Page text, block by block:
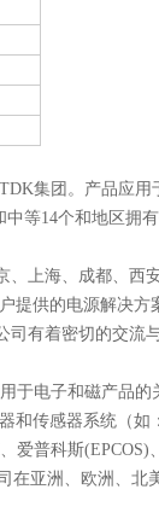
集团。产品应用
等14个和地区拥
上海、成都、西
提供的电源解决方
司有着密切的交流
于电子和磁产品
和传感器系统（如
普科斯(EPCOS)、
亚洲、欧洲、北